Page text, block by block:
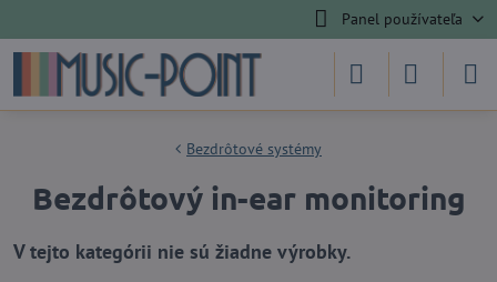
Panel používateľa
Bezdrôtové systémy
Bezdrôtový in-ear monitoring